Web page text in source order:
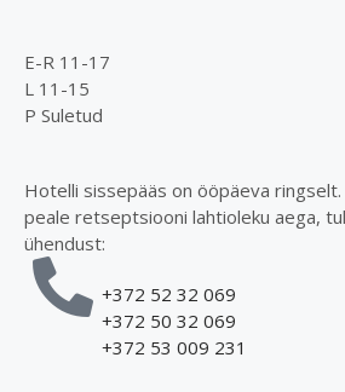
E-R 11-17
L 11-15
P Suletud
Hotelli sissepääs on ööpäeva ringselt.
peale retseptsiooni lahtioleku aega,
ühendust:
+372 52 32 069
+372 50 32 069
+372 53 009 231